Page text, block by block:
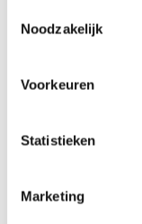
Noodzakelijk
Voorkeuren
Statistieken
Marketing
DOWNLOAD